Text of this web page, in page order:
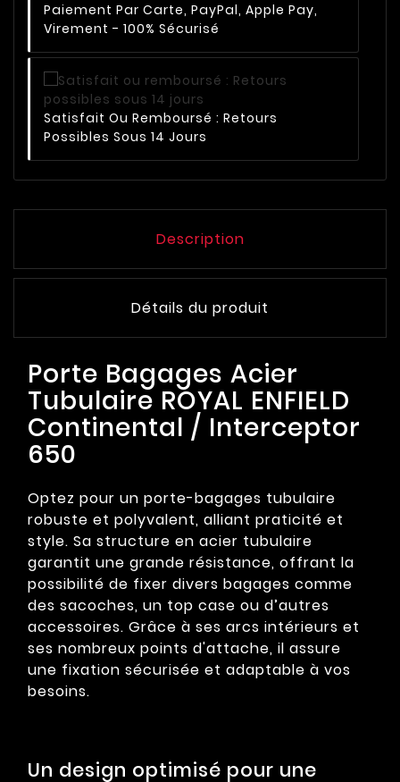
Paiement Par Carte, PayPal, Apple Pay,
Virement - 100% Sécurisé
Satisfait Ou Remboursé : Retours
Possibles Sous 14 Jours
Description
Détails du produit
Porte Bagages Acier
Tubulaire ROYAL ENFIELD
Continental / Interceptor
650
Optez pour un porte-bagages tubulaire
robuste et polyvalent, alliant praticité et
style. Sa structure en acier tubulaire
garantit une grande résistance, offrant la
possibilité de fixer divers bagages comme
des sacoches, un top case ou d’autres
accessoires. Grâce à ses arcs intérieurs et
ses nombreux points d'attache, il assure
une fixation sécurisée et adaptable à vos
besoins.
Un design optimisé pour une